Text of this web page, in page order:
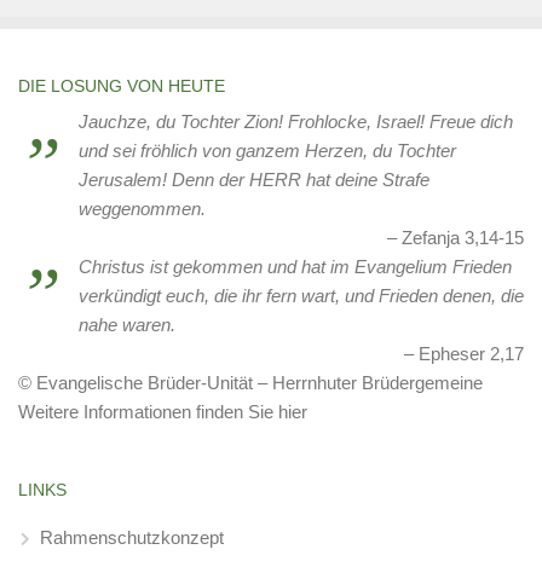
DIE LOSUNG VON HEUTE
Jauchze, du Tochter Zion! Frohlocke, Israel! Freue dich
und sei fröhlich von ganzem Herzen, du Tochter
Jerusalem! Denn der HERR hat deine Strafe
weggenommen.
Zefanja 3,14-15
Christus ist gekommen und hat im Evangelium Frieden
verkündigt euch, die ihr fern wart, und Frieden denen, die
nahe waren.
Epheser 2,17
© Evangelische Brüder-Unität – Herrnhuter Brüdergemeine
Weitere Informationen finden Sie hier
LINKS
Rahmenschutzkonzept